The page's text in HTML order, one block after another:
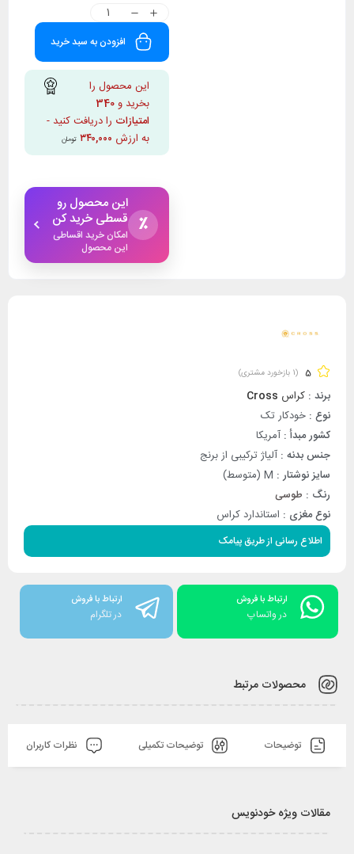
افزودن به سبد خرید
این محصول را
بخرید و340
امتیازات را دریافت کنید -
به ارزش ۳۴۰,۰۰۰ تومان
٪
این محصول رو
قسطی خرید کن
امکان خرید اقساطی
این محصول
5
(
1 بازخورد مشتری)
برند : کراس Cross
نوع : خودکار تک
کشور مبدأ : آمریکا
جنس بدنه : آلیاژ ترکیبی از برنج
سایز نوشتار :
رنگ : طوسی
نوع مغزی : استاندارد کراس
اطلاع رسانی از طریق پیامک
ارتباط با فروش
در واتساپ
ارتباط با فروش
در تلگرام
محصولات مرتبط
توضیحات توضیحات تکمیلی نظرات کاربران
مقالات ویژه خودنویس